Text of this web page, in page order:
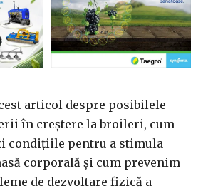
articol despre posibilele
în creștere la broileri, cum
condițiile pentru a stimula
corporală și cum prevenim
de dezvoltare fizică a